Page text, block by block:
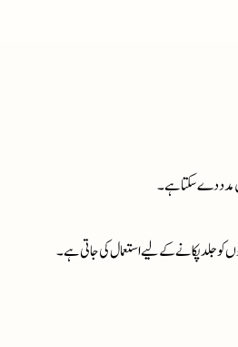
جلد پکانے کے لیے استعمال کی جاتی ہے۔